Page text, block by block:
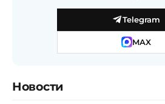
Telegram
MAX
Новости